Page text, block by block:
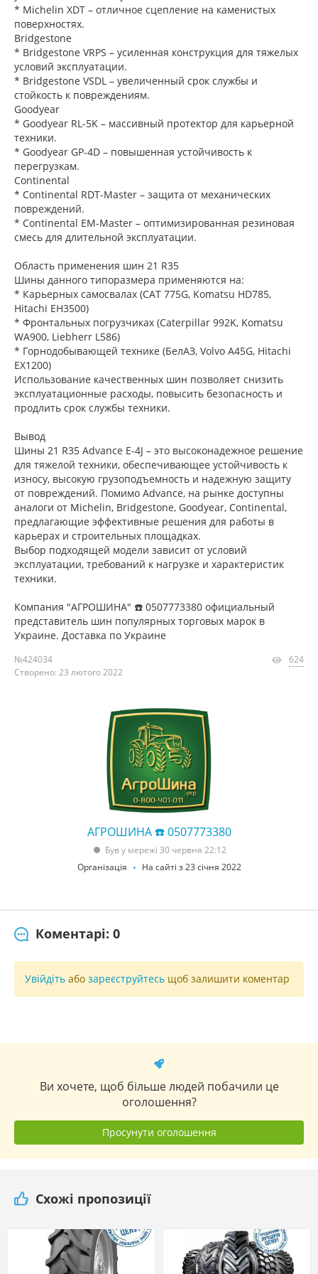
* Michelin XDT – отличное сцепление на каменистых
поверхностях.
Bridgestone
* Bridgestone VRPS – усиленная конструкция для тяжелых
условий эксплуатации.
* Bridgestone VSDL – увеличенный срок службы и
стойкость к повреждениям.
Goodyear
* Goodyear RL-5K – массивный протектор для карьерной
техники.
* Goodyear GP-4D – повышенная устойчивость к
перегрузкам.
Continental
* Continental RDT-Master – защита от механических
повреждений.
* Continental EM-Master – оптимизированная резиновая
смесь для длительной эксплуатации.
Область применения шин 21 R35
Шины данного типоразмера применяются на:
* Карьерных самосвалах (CAT 775G, Komatsu HD785,
Hitachi EH3500)
* Фронтальных погрузчиках (Caterpillar 992K, Komatsu
WA900, Liebherr L586)
* Горнодобывающей технике (БелАЗ, Volvo A45G, Hitachi
EX1200)
Использование качественных шин позволяет снизить
эксплуатационные расходы, повысить безопасность и
продлить срок службы техники.
Вывод
Шины 21 R35 Advance E-4J – это высоконадежное решение
для тяжелой техники, обеспечивающее устойчивость к
износу, высокую грузоподъемность и надежную защиту
от повреждений. Помимо Advance, на рынке доступны
аналоги от Michelin, Bridgestone, Goodyear, Continental,
предлагающие эффективные решения для работы в
карьерах и строительных площадках.
Выбор подходящей модели зависит от условий
эксплуатации, требований к нагрузке и характеристик
техники.
Компания "АГРОШИНА" ☎️ 0507773380 официальный
представитель шин популярных торговых марок в
Украине. Доставка по Украине
№424034
Створено: 23 лютого 2022
624
АГРОШИНА ☎️ 0507773380
Був у мережі 30 червня 22:12
Організація
На сайті з 23 січня 2022
Коментарі: 0
Увійдіть або зареєструйтесь щоб залишити коментар
Ви хочете, щоб більше людей побачили це
оголошення?
Просунути оголошення
Схожі пропозиції